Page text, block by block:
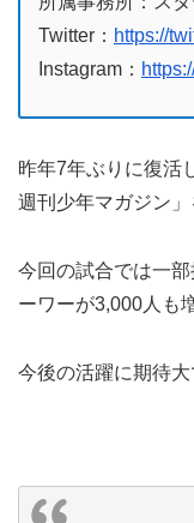
Twitter： https://
Instagram：
昨年7年ぶりに復活
週刊少年マガジン」
今回の試合では一
ーワーが3,000人も
今後の活躍に期待